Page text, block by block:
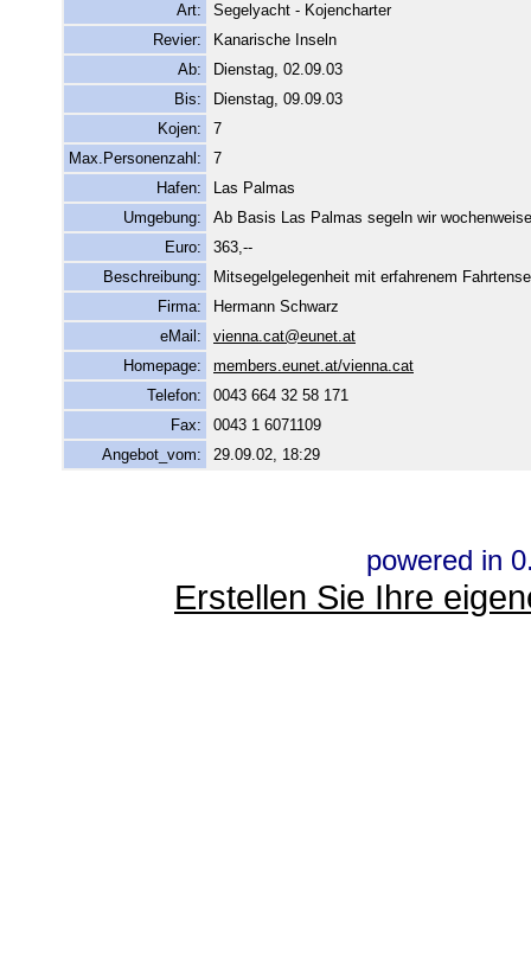
Art:
Segelyacht - Kojencharter
Revier:
Kanarische Inseln
Ab:
Dienstag, 02.09.03
Bis:
Dienstag, 09.09.03
Kojen:
7
Max.Personenzahl:
7
Hafen:
Las Palmas
Umgebung:
Ab Basis Las Palmas segeln wir
Euro:
363,--
Beschreibung:
Mitsegelgelegenheit mit erfahrenem
Firma:
Hermann Schwarz
eMail:
vienna.cat@eunet.at
Homepage:
members.eunet.at/vienna.cat
Telefon:
0043 664 32 58 171
Fax:
0043 1 6071109
Angebot_vom:
29.09.02, 18:29
powered in
Erstellen Sie Ihre